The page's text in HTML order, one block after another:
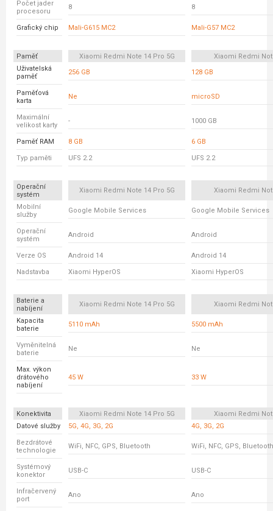
Počet jader
procesoru
8 8
Grafický chip Mali-G615 MC2 Mali-G57 MC2
Paměť Xiaomi Redmi Note 14 Pro 5G
Xiaomi Redmi
Uživatelská
paměť
256 GB 128 GB
Paměťová
karta
Ne microSD
Maximální
velikost karty
- 1000 GB
Paměť RAM 8 GB 6 GB
Typ paměti UFS 2.2 UFS 2.2
Operační
systém
Xiaomi Redmi Note 14 Pro 5G Xiaomi Redmi
Mobilní
služby
Google Mobile Services Google Mobile Services
Operační
systém
Android Android
Verze OS Android 14 Android 14
Nadstavba Xiaomi HyperOS Xiaomi HyperOS
Baterie a
nabíjení
Xiaomi Redmi Note 14 Pro 5G Xiaomi Redmi
Kapacita
baterie
5110 mAh 5500 mAh
Vyměnitelná
baterie
Ne Ne
Max. výkon
drátového
nabíjení
45 W 33 W
Konektivita Xiaomi Redmi Note 14 Pro 5G
Xiaomi Redmi
Datové služby
5G, 4G, 3G, 2G 4G, 3G, 2G
Bezdrátové
technologie
WiFi, NFC, GPS, Bluetooth WiFi, NFC, GPS, Bluetooth
Systémový
konektor
USB-C USB-C
Infračervený
port
Ano Ano